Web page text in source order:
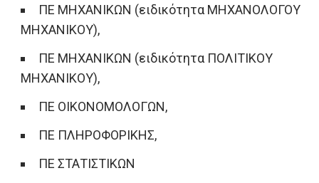
ΠΕ ΜΗΧΑΝΙΚΩΝ (ειδικότητα ΜΗΧΑΝΟΛΟΓΟΥ
ΜΗΧΑΝΙΚΟΥ),
ΠΕ ΜΗΧΑΝΙΚΩΝ (ειδικότητα ΠΟΛΙΤΙΚΟΥ
ΜΗΧΑΝΙΚΟΥ),
ΠΕ ΟΙΚΟΝΟΜΟΛΟΓΩΝ,
ΠΕ ΠΛΗΡΟΦΟΡΙΚΗΣ,
ΠΕ ΣΤΑΤΙΣΤΙΚΩΝ